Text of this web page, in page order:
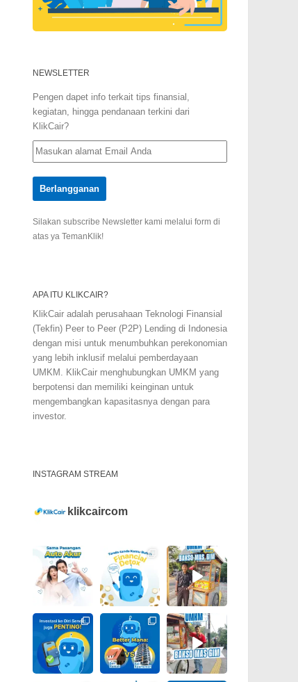
NEWSLETTER
Pengen dapet info terkait tips finansial,
kegiatan, hingga pendanaan terkini dari
KlikCair?
Silakan subscribe Newsletter kami melalui form di
atas ya TemanKlik!
APA ITU KLIKCAIR?
KlikCair adalah perusahaan Teknologi Finansial
(Tekfin) Peer to Peer (P2P) Lending di Indonesia
dengan misi untuk menumbuhkan perekonomian
yang lebih inklusif melalui pemberdayaan
UMKM. KlikCair menghubungkan UMKM yang
berpotensi dan memiliki keinginan untuk
mengembangkan kapasitasnya dengan para
investor.
INSTAGRAM STREAM
klikcaircom